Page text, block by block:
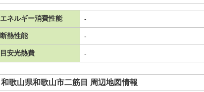
エネルギー消費性能 -
断熱性能 -
目安光熱費 -
和歌山県和歌山市二筋目 周辺地図情報